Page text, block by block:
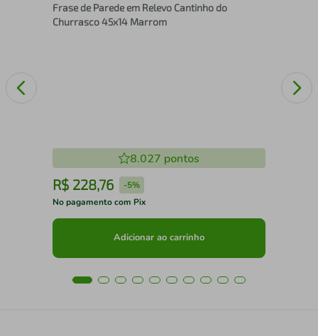
Frase de Parede em Relevo Cantinho do
Churrasco 45x14 Marrom
8.027 pontos
R$ 228,76 -5%
No pagamento com Pix
Adicionar ao carrinho